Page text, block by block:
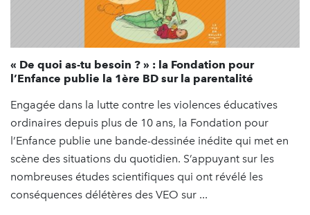
« De quoi as-tu besoin ? » : la Fondation pour
l’Enfance publie la 1ère BD sur la parentalité
Engagée dans la lutte contre les violences éducatives
ordinaires depuis plus de 10 ans, la Fondation pour
l’Enfance publie une bande-dessinée inédite qui met en
scène des situations du quotidien. S’appuyant sur les
nombreuses études scientifiques qui ont révélé les
conséquences délétères des VEO sur ...